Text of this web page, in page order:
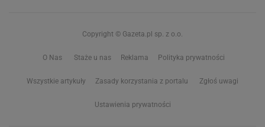
Copyright © Gazeta.pl sp. z o.o.
O Nas Staże u nas Reklama Polityka prywatności
Wszystkie artykuły Zasady korzystania z portalu Zgłoś uwagi
Ustawienia prywatności